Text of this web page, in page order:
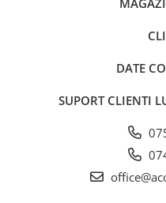
Invertor Auto
Roboti Pornire Auto
DATE
SUPORT CLIENTI